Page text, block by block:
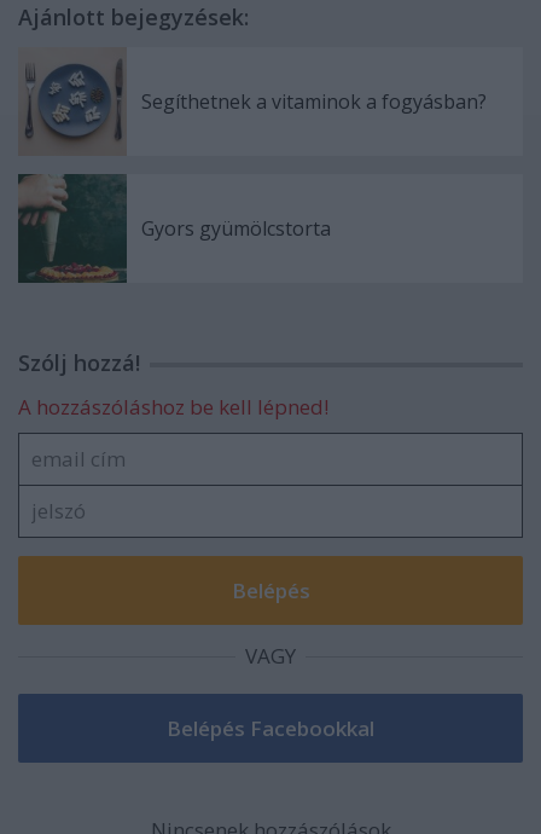
Ajánlott bejegyzések:
Segíthetnek a vitaminok a fogyásban?
Gyors gyümölcstorta
Szólj hozzá!
A hozzászóláshoz be kell lépned!
VAGY